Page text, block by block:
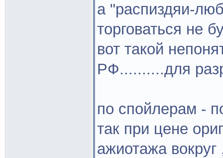
а "распиздяи-
торговаться не
вот такой
РФ..........для
по спойлерам -
так при цене
ажиотажа